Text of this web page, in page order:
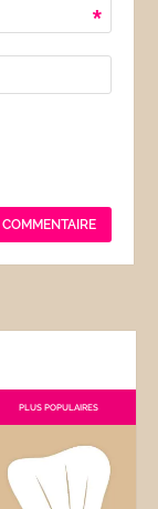
*
PLUS POPULAIRES